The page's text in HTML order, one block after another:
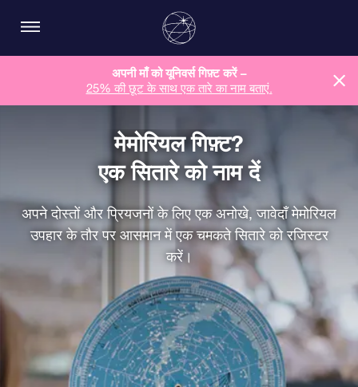
अपनी माँ को यूनिवर्स गिफ़्ट करें –
25% की छूट के साथ एक तारे का नाम बताएं.
मेमोरियल गिफ़्ट?
एक सितारे को नाम दें
अपने दोस्तों और प्रियजनों के लिए एक अनोखे, जावेदाँ मेमोरियल
उपहार के तौर पर आसमान में एक चमकते सितारे को रजिस्टर
करें।